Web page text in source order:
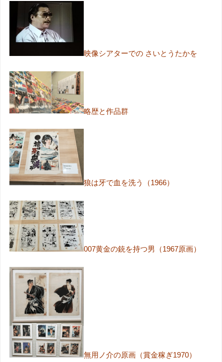
映像シアターでの さいとうたかを
略歴と作品群
狼は牙で血を洗う（1966）
007黄金の銃を持つ男（1967原画）
無用ノ介の原画（賞金稼ぎ1970）